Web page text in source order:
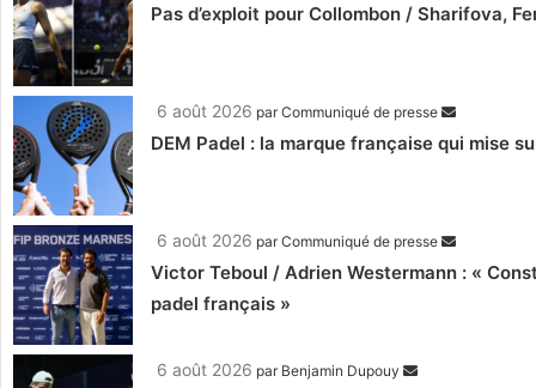
Pas d’exploit pour Collombon / Sharifova,
6 août 2026 parCommuniqué de presse
DEM Padel : la marque française qui mise
6 août 2026 parCommuniqué de presse
Victor Teboul / Adrien Westermann : «
padel français »
6 août 2026 par Benjamin Dupouy